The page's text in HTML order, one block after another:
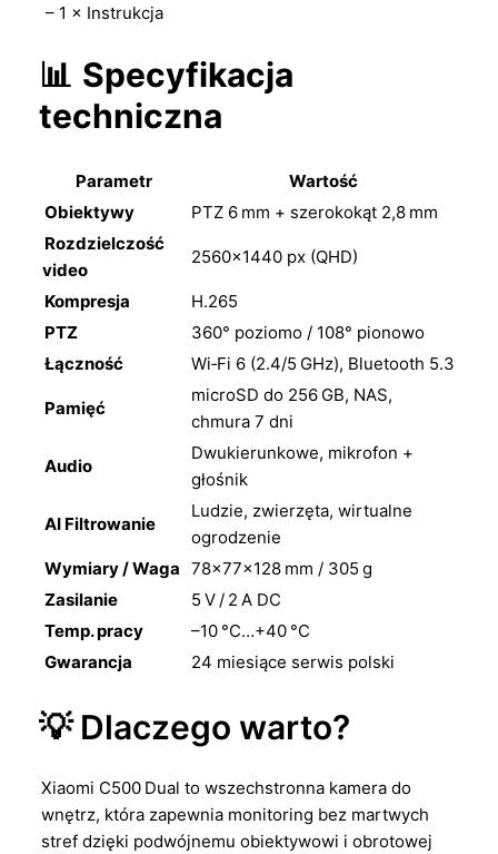
– 1 × Instrukcja
📊 Specyfikacja
techniczna
Parametr
Wartość
Obiektywy
PTZ 6 mm + szerokokąt 2,8 mm
Rozdzielczość
video
2560×1440 px (QHD)
Kompresja
H.265
PTZ
360° poziomo / 108° pionowo
Łączność
Wi‑Fi 6 (2.4/5 GHz), Bluetooth 5.3
Pamięć
microSD do 256 GB, NAS,
chmura 7 dni
Audio
Dwukierunkowe, mikrofon +
głośnik
AI Filtrowanie
Ludzie, zwierzęta, wirtualne
ogrodzenie
Wymiary / Waga 78×77×128 mm / 305 g
Zasilanie
5 V / 2 A DC
Temp. pracy
–10 °C…+40 °C
Gwarancja
24 miesiące serwis polski
💡 Dlaczego warto?
Xiaomi C500 Dual to wszechstronna kamera do
wnętrz, która zapewnia monitoring bez martwych
stref dzięki podwójnemu obiektywowi i obrotowej